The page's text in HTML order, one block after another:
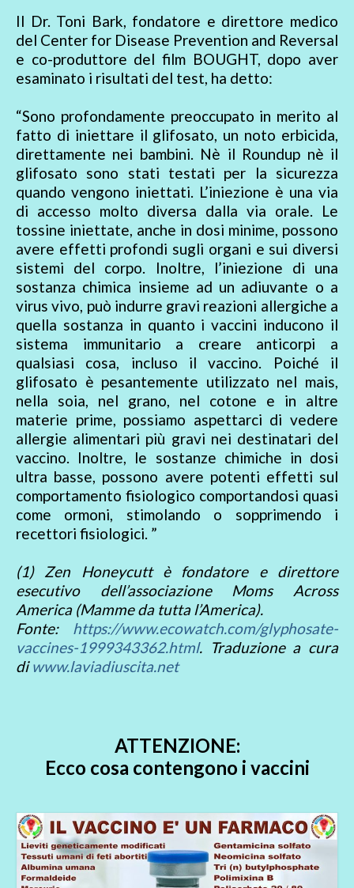
Il Dr. Toni Bark, fondatore e direttore medico
del Center for Disease Prevention and Reversal
e co-produttore del film BOUGHT, dopo aver
esaminato i risultati del test, ha detto:
“Sono profondamente preoccupato in merito al
fatto di iniettare il glifosato, un noto erbicida,
direttamente nei bambini. Nè il Roundup nè il
glifosato sono stati testati per la sicurezza
quando vengono iniettati. L’iniezione è una via
di accesso molto diversa dalla via orale. Le
tossine iniettate, anche in dosi minime, possono
avere effetti profondi sugli organi e sui diversi
sistemi del corpo. Inoltre, l’iniezione di una
sostanza chimica insieme ad un adiuvante o a
virus vivo, può indurre gravi reazioni allergiche a
quella sostanza in quanto i vaccini inducono il
sistema immunitario a creare anticorpi a
qualsiasi cosa, incluso il vaccino. Poiché il
glifosato è pesantemente utilizzato nel mais,
nella soia, nel grano, nel cotone e in altre
materie prime, possiamo aspettarci di vedere
allergie alimentari più gravi nei destinatari del
vaccino. Inoltre, le sostanze chimiche in dosi
ultra basse, possono avere potenti effetti sul
comportamento fisiologico comportandosi quasi
come ormoni, stimolando o sopprimendo i
recettori fisiologici. ”
(1) Zen Honeycutt è fondatore e direttore
esecutivo dell’associazione Moms Across
America (Mamme da tutta l’America).
Fonte: https://www.ecowatch.com/glyphosate-
vaccines-1999343362.html. Traduzione a cura
diwww.laviadiuscita.net
ATTENZIONE:
Ecco cosa contengono i vaccini